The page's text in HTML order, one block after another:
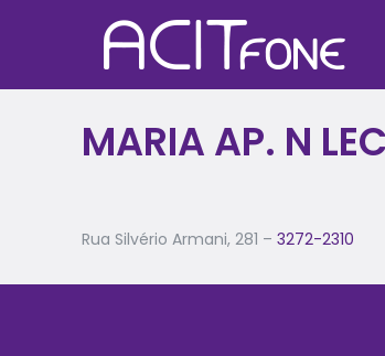
MARIA AP. N
Rua Silvério Armani, 281 –3272-2310